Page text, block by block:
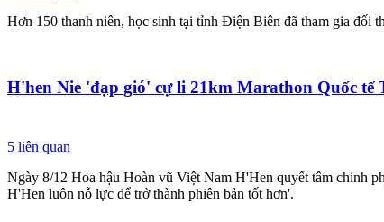
Hơn 150 thanh niên, học sinh tại tỉnh Điện Biên đã tham gia đối
H'hen Nie 'đạp gió' cự li 21km Marathon Quốc tế
5 liên quan
Ngày 8/12 Hoa hậu Hoàn vũ Việt Nam H'Hen quyết tâm chinh
H'Hen luôn nỗ lực để trở thành phiên bản tốt hơn'.